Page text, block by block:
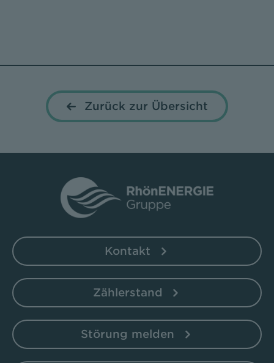
Zurück zur Übersicht
Kontakt
Zählerstand
Störung melden